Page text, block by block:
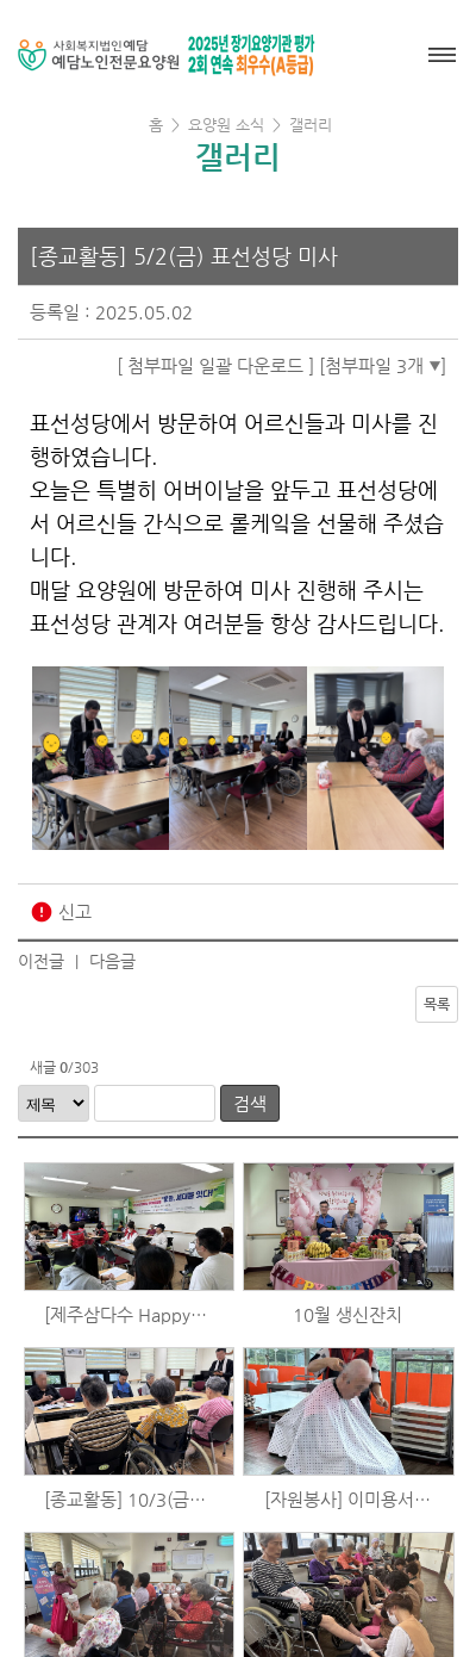
홈 > 요양원 소식 > 갤러리
갤러리
[종교활동] 5/2(금) 표선성당 미사
등록일 : 2025.05.02
[ 첨부파일 일괄 다운로드 ] [첨부파일 3개 ]
표선성당에서 방문하여 어르신들과 미사를 진
행하였습니다.
오늘은 특별히 어버이날을 앞두고 표선성당에
서 어르신들 간식으로 롤케잌을 선물해 주셨습
니다.
매달 요양원에 방문하여 미사 진행해 주시는
표선성당 관계자 여러분들 항상 감사드립니다.
error 신고
이전글 다음글
목록
새글 0/303
검색
[제주삼다수 Happy+] 최종간담회 (10/25) 10월 생신잔치
[종교활동] 10/3(금) 표선성당 미사 [자원봉사] 이미용서비스 (9/28)